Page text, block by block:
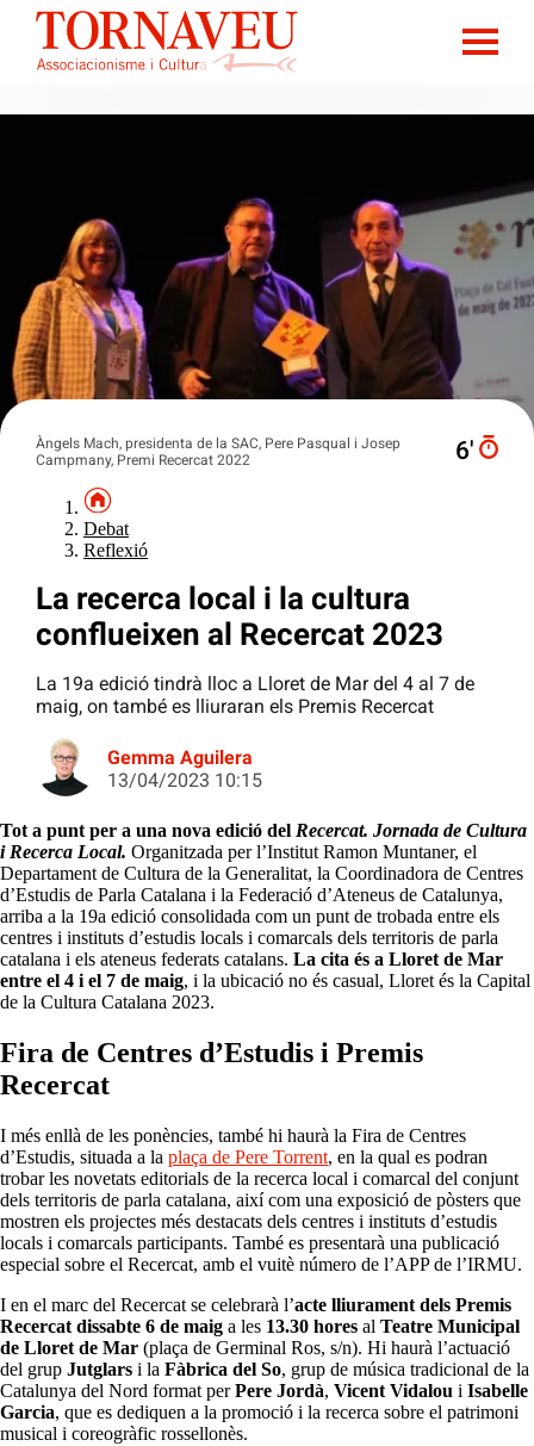
Àngels Mach, presidenta de la SAC, Pere Pasqual i Josep
Campmany, Premi Recercat 2022
6′
Debat
Reflexió
La recerca local i la cultura
conflueixen al Recercat 2023
La 19a edició tindrà lloc a Lloret de Mar del 4 al 7 de
maig, on també es lliuraran els Premis Recercat
Gemma Aguilera
13/04/2023 10:15
Tot a punt per a una nova edició del Recercat. Jornada de Cultura
i Recerca Local. Organitzada per l’Institut Ramon Muntaner, el
Departament de Cultura de la Generalitat, la Coordinadora de Centres
d’Estudis de Parla Catalana i la Federació d’Ateneus de Catalunya,
arriba a la 19a edició consolidada com un punt de trobada entre els
centres i instituts d’estudis locals i comarcals dels territoris de parla
catalana i els ateneus federats catalans. La cita és a Lloret de Mar
entre el 4 i el 7 de maig, i la ubicació no és casual, Lloret és la Capital
de la Cultura Catalana 2023.
Fira de Centres d’Estudis i Premis
Recercat
I més enllà de les ponències, també hi haurà la Fira de Centres
d’Estudis, situada a la plaça de Pere Torrent, en la qual es podran
trobar les novetats editorials de la recerca local i comarcal del conjunt
dels territoris de parla catalana, així com una exposició de pòsters que
mostren els projectes més destacats dels centres i instituts d’estudis
locals i comarcals participants. També es presentarà una publicació
especial sobre el Recercat, amb el vuitè número de l’APP de l’IRMU.
I en el marc del Recercat se celebrarà l’acte lliurament dels Premis
Recercat dissabte 6 de maig a les 13.30 hores al Teatre Municipal
de Lloret de Mar (plaça de Germinal Ros, s/n). Hi haurà l’actuació
del grup Jutglars i la Fàbrica del So, grup de música tradicional de la
Catalunya del Nord format perPere Jordà, Vicent Vidalou i Isabelle
Garcia, que es dediquen a la promoció i la recerca sobre el patrimoni
musical i coreogràfic rossellonès.